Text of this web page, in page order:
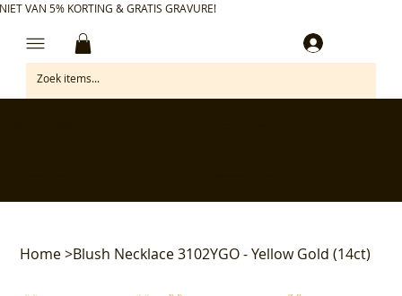
VAN 5% KORTING & GRATIS GRAVURE!
Home>Blush Necklace 3102YGO - Yellow Gold (14ct)